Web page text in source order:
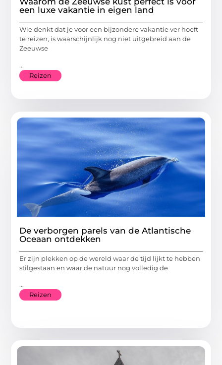
een luxe vakantie in eigen land
Wie denkt dat je voor een bijzondere vakantie ver hoeft
te reizen, is waarschijnlijk nog niet uitgebreid aan de
Zeeuwse
...
Reizen
De verborgen parels van de Atlantische
Oceaan ontdekken
Er zijn plekken op de wereld waar de tijd lijkt te hebben
stilgestaan en waar de natuur nog volledig de
...
Reizen